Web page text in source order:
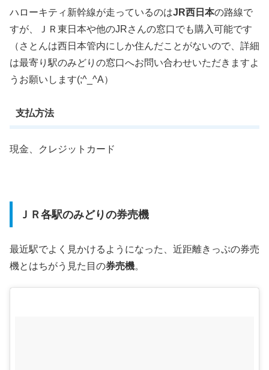
ハローキティ新幹線が走っているのはJR西日本の路線で
すが、ＪＲ東日本や他のJRさんの窓口でも購入可能です
（さとんは西日本管内にしか住んだことがないので、詳細
は最寄り駅のみどりの窓口へお問い合わせいただきますよ
うお願いします(;^_^A）
支払方法
現金、クレジットカード
ＪＲ各駅のみどりの券売機
最近駅でよく見かけるようになった、近距離きっぷの券売
機とはちがう見た目の券売機。